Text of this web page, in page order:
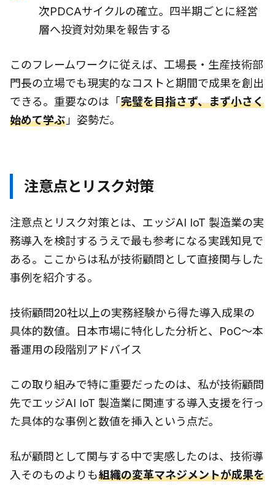
次PDCAサイクルの確立。四半期ごとに経営
層へ投資対効果を報告する
このフレームワークに従えば、工場長・生産技術部
門長の立場でも現実的なコストと期間で成果を創出
できる。重要なのは「完璧を目指さず、まず小さく
始めて学ぶ」姿勢だ。
注意点とリスク対策
注意点とリスク対策とは、エッジAI IoT 製造業の実
務導入を検討するうえで最も参考になる実践知見で
ある。ここからは私が技術顧問として直接関与した
事例を紹介する。
技術顧問20社以上の実務経験から得た導入成果の
具体的数値。日本市場に特化した分析と、PoC〜本
番運用の段階別アドバイス
この取り組みで特に重要だったのは、私が技術顧問
先でエッジAI IoT 製造業に関連する導入支援を行っ
た具体的な事例と数値を挿入という点だ。
私が顧問として関与する中で実感したのは、技術導
入そのものよりも組織の変革マネジメントが成果を